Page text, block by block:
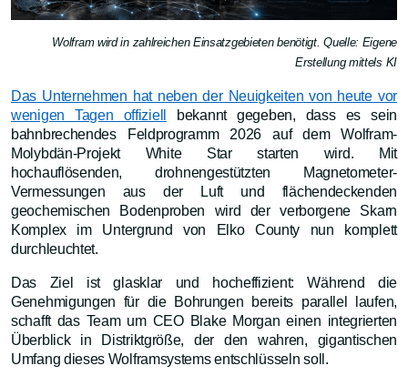
Wolfram wird in zahlreichen Einsatzgebieten benötigt. Quelle: Eigene
Erstellung mittels KI
Das Unternehmen hat neben der Neuigkeiten von heute vor
wenigen Tagen offiziell
bekannt gegeben, dass es sein
bahnbrechendes Feldprogramm 2026 auf dem Wolfram-
Molybdän-Projekt White Star starten wird. Mit
hochauflösenden, drohnengestützten Magnetometer-
Vermessungen aus der Luft und flächendeckenden
geochemischen Bodenproben wird der verborgene Skarn
Komplex im Untergrund von Elko County nun komplett
durchleuchtet.
Das Ziel ist glasklar und hocheffizient: Während die
Genehmigungen für die Bohrungen bereits parallel laufen,
schafft das Team um CEO Blake Morgan einen integrierten
Überblick in Distriktgröße, der den wahren, gigantischen
Umfang dieses Wolframsystems entschlüsseln soll.